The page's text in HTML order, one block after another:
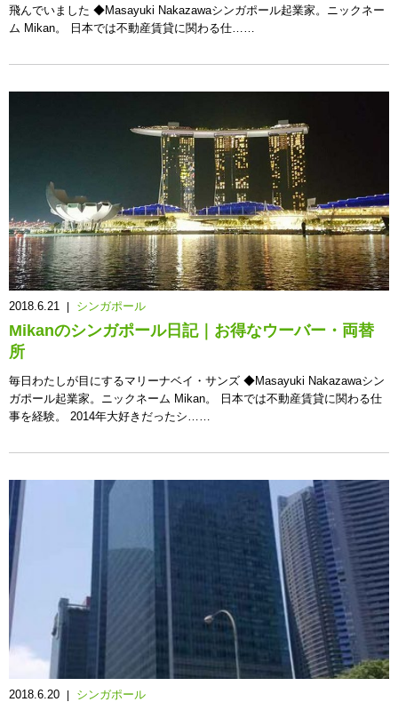
飛んでいました ◆Masayuki Nakazawaシンガポール起業家。ニックネー
ム Mikan。 日本では不動産賃貸に関わる仕……
2018.6.21 シンガポール
Mikanのシンガポール日記｜お得なウーバー・両替
所
毎日わたしが目にするマリーナベイ・サンズ ◆Masayuki Nakazawaシン
ガポール起業家。ニックネーム Mikan。 日本では不動産賃貸に関わる仕
事を経験。 2014年大好きだったシ……
2018.6.20 シンガポール